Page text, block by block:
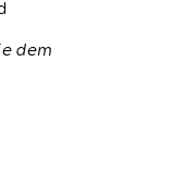
dem